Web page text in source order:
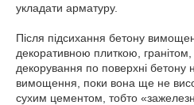
укладати арматуру.
Після підсихання бетону
декоративною плиткою, гранітом,
декорування по поверхні бетону
вимощення, поки вона ще не
сухим цементом, тобто